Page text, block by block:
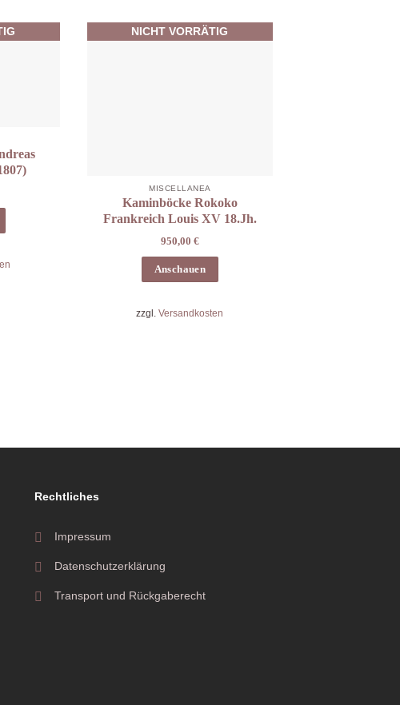
NICHT VORRÄTIG
MISCELLANEA
Kaminböcke Rokoko
Frankreich Louis XV 18.Jh.
950,00 €
Anschauen
zzgl.Versandkosten
Rechtliches
Impressum
Datenschutzerklärung
Transport und Rückgaberecht